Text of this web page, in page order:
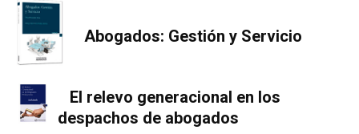
Abogados: Gestión y Servicio
El relevo generacional en los
despachos de abogados